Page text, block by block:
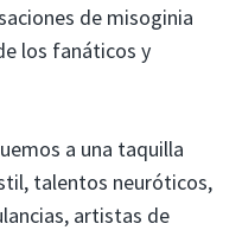
de misoginia
los fanáticos y
a una taquilla
talentos neuróticos,
artistas de